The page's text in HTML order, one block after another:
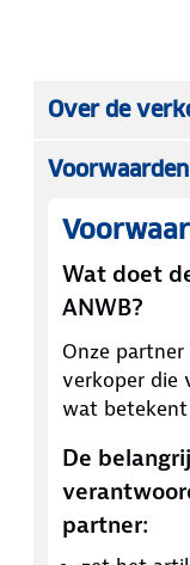
Over de
Voorwaarden
Wat doet
ANWB?
Onze partner
verkoper die
wat betekent
De
partner: